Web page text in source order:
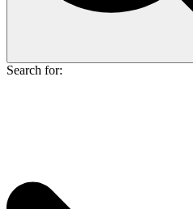
Search for: